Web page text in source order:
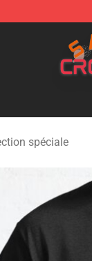
Store - Official
spéciale